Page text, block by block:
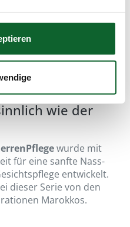
wie der
wurde mit
für eine sanfte Nass-
entwickelt.
dieser Serie von den
Marokkos.